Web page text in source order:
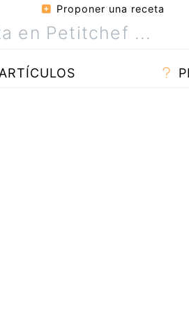
Proponer una receta
ARTÍCULOS